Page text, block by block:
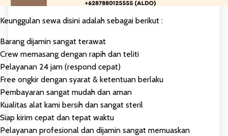
Keunggulan sewa disini adalah sebagai berikut :
Barang dijamin sangat terawat
Crew memasang dengan rapih dan teliti
Pelayanan 24 jam (respond cepat)
Free ongkir dengan syarat & ketentuan berlaku
Pembayaran sangat mudah dan aman
Kualitas alat kami bersih dan sangat steril
Siap kirim cepat dan tepat waktu
Pelayanan profesional dan dijamin sangat memuaskan